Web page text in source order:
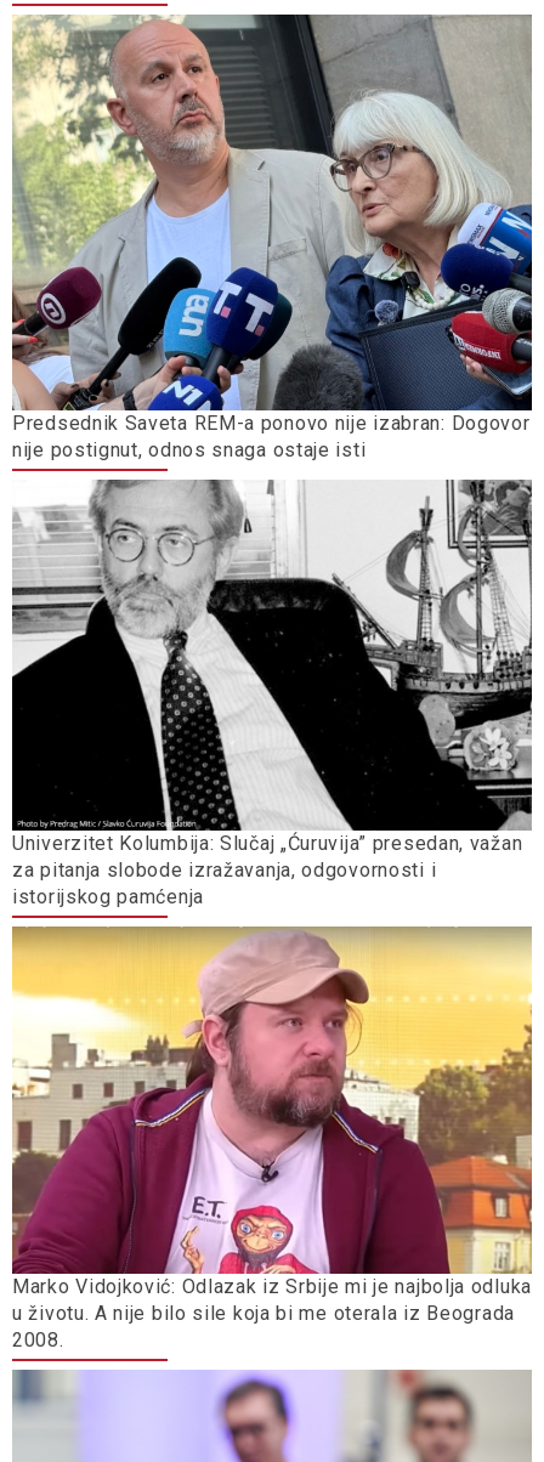
Predsednik Saveta REM-a ponovo nije izabran: Dogovor
nije postignut, odnos snaga ostaje isti
Univerzitet Kolumbija: Slučaj „Ćuruvija” presedan, važan
za pitanja slobode izražavanja, odgovornosti i
istorijskog pamćenja
Marko Vidojković: Odlazak iz Srbije mi je najbolja odluka
u životu. A nije bilo sile koja bi me oterala iz Beograda
2008.